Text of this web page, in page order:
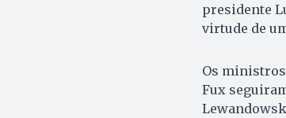
presidente
virtude de
Os ministros
Fux